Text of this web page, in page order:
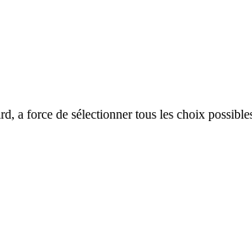
a force de sélectionner tous les choix